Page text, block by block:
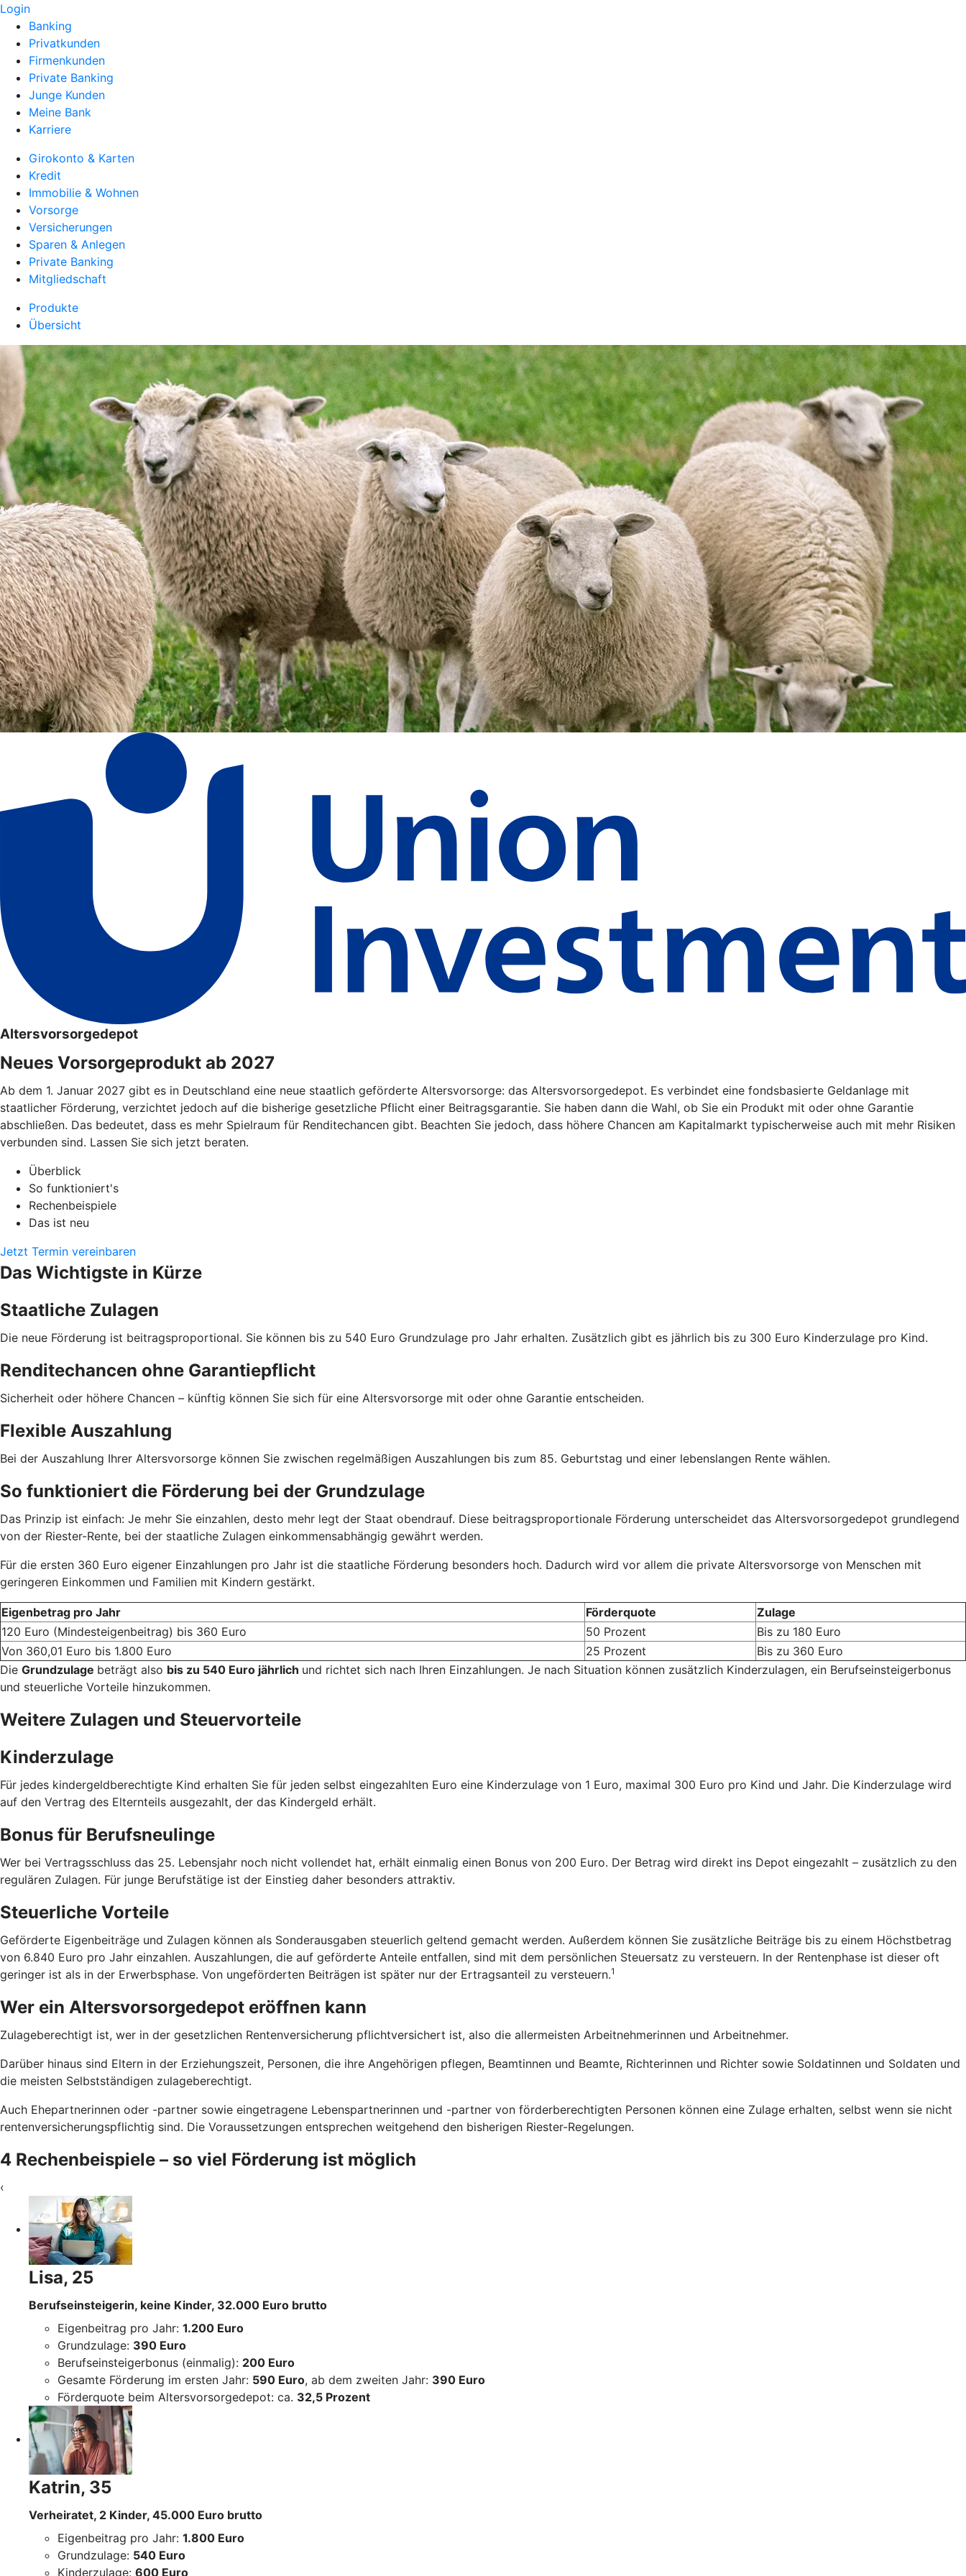
Login
Banking
Privatkunden
Firmenkunden
Private Banking
Junge Kunden
Meine Bank
Karriere
Girokonto & Karten
Kredit
Immobilie & Wohnen
Vorsorge
Versicherungen
Sparen & Anlegen
Private Banking
Mitgliedschaft
Produkte
Übersicht
Altersvorsorgedepot
Neues Vorsorgeprodukt ab 2027
Ab dem 1. Januar 2027 gibt es in Deutschland eine neue staatlich geförderte Altersvorsorge: das Altersvorsorgedepot. Es verbindet eine fondsbasierte Geldanlage mit
staatlicher Förderung, verzichtet jedoch auf die bisherige gesetzliche Pflicht einer Beitragsgarantie. Sie haben dann die Wahl, ob Sie ein Produkt mit oder ohne Garantie
abschließen. Das bedeutet, dass es mehr Spielraum für Renditechancen gibt. Beachten Sie jedoch, dass höhere Chancen am Kapitalmarkt typischerweise auch mit mehr Risiken
verbunden sind. Lassen Sie sich jetzt beraten.
Überblick
So funktioniert's
Rechenbeispiele
Das ist neu
Jetzt Termin vereinbaren
Das Wichtigste in Kürze
Staatliche Zulagen
Die neue Förderung ist beitragsproportional. Sie können bis zu 540 Euro Grundzulage pro Jahr erhalten. Zusätzlich gibt es jährlich bis zu 300 Euro Kinderzulage pro Kind.
Renditechancen ohne Garantiepflicht
Sicherheit oder höhere Chancen – künftig können Sie sich für eine Altersvorsorge mit oder ohne Garantie entscheiden.
Flexible Auszahlung
Bei der Auszahlung Ihrer Altersvorsorge können Sie zwischen regelmäßigen Auszahlungen bis zum 85. Geburtstag und einer lebenslangen Rente wählen.
So funktioniert die Förderung bei der Grundzulage
Das Prinzip ist einfach: Je mehr Sie einzahlen, desto mehr legt der Staat obendrauf. Diese beitragsproportionale Förderung unterscheidet das Altersvorsorgedepot grundlegend
von der Riester-Rente, bei der staatliche Zulagen einkommensabhängig gewährt werden.
Für die ersten 360 Euro eigener Einzahlungen pro Jahr ist die staatliche Förderung besonders hoch. Dadurch wird vor allem die private Altersvorsorge von Menschen mit
geringeren Einkommen und Familien mit Kindern gestärkt.
Eigenbetrag pro Jahr Förderquote
Zulage
120 Euro (Mindesteigenbeitrag) bis 360 Euro
50 Prozent
Bis zu 180 Euro
Von 360,01 Euro bis 1.800 Euro
25 Prozent
Bis zu 360 Euro
Die Grundzulage beträgt also bis zu 540 Euro jährlich und richtet sich nach Ihren Einzahlungen. Je nach Situation können zusätzlich Kinderzulagen, ein Berufseinsteigerbonus
und steuerliche Vorteile hinzukommen.
Weitere Zulagen und Steuervorteile
Kinderzulage
Für jedes kindergeldberechtigte Kind erhalten Sie für jeden selbst eingezahlten Euro eine Kinderzulage von 1 Euro, maximal 300 Euro pro Kind und Jahr. Die Kinderzulage wird
auf den Vertrag des Elternteils ausgezahlt, der das Kindergeld erhält.
Bonus für Berufsneulinge
Wer bei Vertragsschluss das 25. Lebensjahr noch nicht vollendet hat, erhält einmalig einen Bonus von 200 Euro. Der Betrag wird direkt ins Depot eingezahlt – zusätzlich zu den
regulären Zulagen. Für junge Berufstätige ist der Einstieg daher besonders attraktiv.
Steuerliche Vorteile
Geförderte Eigenbeiträge und Zulagen können als Sonderausgaben steuerlich geltend gemacht werden. Außerdem können Sie zusätzliche Beiträge bis zu einem Höchstbetrag
von 6.840 Euro pro Jahr einzahlen. Auszahlungen, die auf geförderte Anteile entfallen, sind mit dem persönlichen Steuersatz zu versteuern. In der Rentenphase ist dieser oft
geringer ist als in der Erwerbsphase. Von ungeförderten Beiträgen ist später nur der Ertragsanteil zu versteuern.1
Wer ein Altersvorsorgedepot eröffnen kann
Zulageberechtigt ist, wer in der gesetzlichen Rentenversicherung pflichtversichert ist, also die allermeisten Arbeitnehmerinnen und Arbeitnehmer.
Darüber hinaus sind Eltern in der Erziehungszeit, Personen, die ihre Angehörigen pflegen, Beamtinnen und Beamte, Richterinnen und Richter sowie Soldatinnen und Soldaten und
die meisten Selbstständigen zulageberechtigt.
Auch Ehepartnerinnen oder -partner sowie eingetragene Lebenspartnerinnen und -partner von förderberechtigten Personen können eine Zulage erhalten, selbst wenn sie nicht
rentenversicherungspflichtig sind. Die Voraussetzungen entsprechen weitgehend den bisherigen Riester-Regelungen.
4 Rechenbeispiele – so viel Förderung ist möglich
‹
Lisa, 25
Berufseinsteigerin, keine Kinder, 32.000 Euro brutto
Eigenbeitrag pro Jahr: 1.200 Euro
Grundzulage: 390 Euro
Berufseinsteigerbonus (einmalig): 200 Euro
Gesamte Förderung im ersten Jahr: 590 Euro, ab dem zweiten Jahr: 390 Euro
Förderquote beim Altersvorsorgedepot: ca. 32,5 Prozent
Katrin, 35
Verheiratet, 2 Kinder, 45.000 Euro brutto
Eigenbeitrag pro Jahr: 1.800 Euro
Grundzulage: 540 Euro
Kinderzulage: 600 Euro